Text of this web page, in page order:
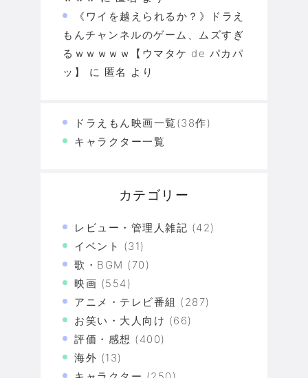
《ワイを越えられるか？》ドラえ
もんチャンネルのゲーム、ムズすぎ
るｗｗｗｗｗ【ウマタケ de パカパ
ッ】
に 匿名 より
ドラえもん映画一覧(38作)
キャラクター一覧
カテゴリー
レビュー・管理人雑記 (42)
イベント (31)
歌・BGM (70)
映画 (554)
アニメ・テレビ番組 (287)
お笑い・大人向け (66)
評価・感想 (400)
海外 (13)